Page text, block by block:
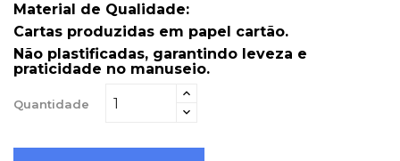
Material de Qualidade:
Cartas produzidas em papel cartão.
Não plastificadas, garantindo leveza e
praticidade no manuseio.
Quantidade